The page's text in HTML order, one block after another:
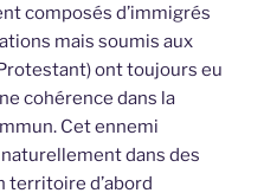
composés d’immigrés
mais soumis aux
ont toujours eu
cohérence dans la
Cet ennemi
dans des
territoire d’abord